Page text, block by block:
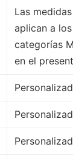
Las
aplican a
categorías
en el